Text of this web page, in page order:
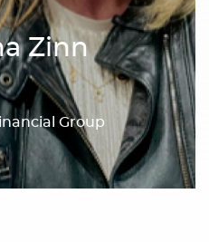
Zinn
Group